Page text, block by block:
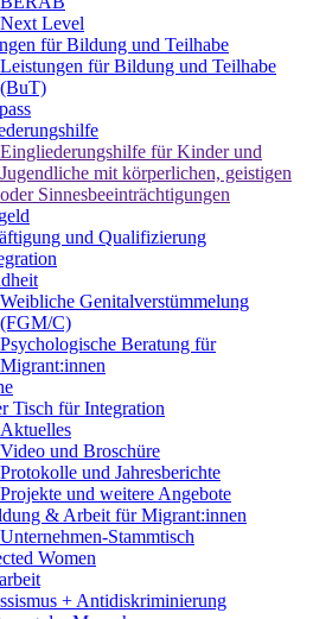
Next Level
für Bildung und Teilhabe
Leistungen für Bildung und Teilhabe
(BuT)
Eingliederungshilfe für Kinder und
Jugendliche mit körperlichen, geistigen
oder Sinnesbeeinträchtigungen
und Qualifizierung
Weibliche Genitalverstümmelung
(FGM/C)
Psychologische Beratung für
Migrant:innen
Tisch für Integration
Aktuelles
Video und Broschüre
Protokolle und Jahresberichte
Projekte und weitere Angebote
& Arbeit für Migrant:innen
Unternehmen-Stammtisch
Women
+ Antidiskriminierung